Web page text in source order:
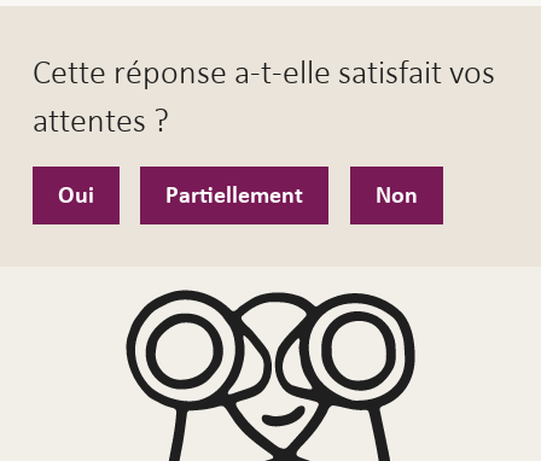
Cette réponse a-t-elle satisfait vos
attentes ?
Oui Partiellement Non